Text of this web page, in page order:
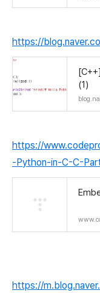
https://
(1)
https://
-Python-in-C-C-
https://